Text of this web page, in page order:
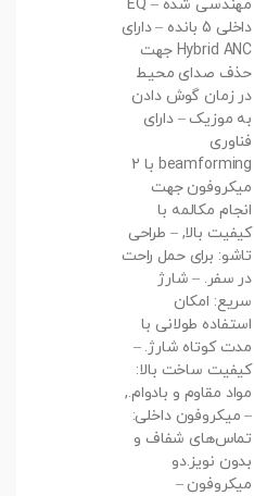
مهندسی شده – EQ
داخلی 5 بانده – دارای
Hybrid ANC جهت
حذف صدای محیط
در زمان گوش دادن
به موزیک – دارای
فناوری
beamforming با 2
میکروفون جهت
انجام مکالمه با
کیفیت بالا, – طراحی
تاشو: برای حمل راحت
در سفر. – شارژ
سریع: امکان
استفاده طولانی با
مدت کوتاه شارژ. –
کیفیت ساخت بالا:
مواد مقاوم و بادوام.,
– میکروفون داخلی:
تماس‌های شفاف و
بدون نویز.دو
میکروفون –